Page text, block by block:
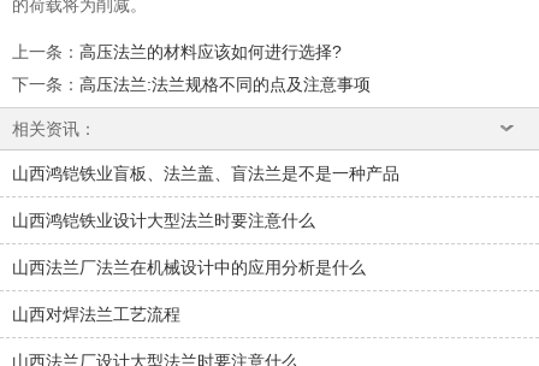
的荷载将为削减。
上一条 ： 高压法兰的材料应该如何进行选择?
下一条 ： 高压法兰:法兰规格不同的点及注意事项
相关资讯：
山西鸿铠铁业盲板、法兰盖、盲法兰是不是一种产品
山西鸿铠铁业设计大型法兰时要注意什么
山西法兰厂法兰在机械设计中的应用分析是什么
山西对焊法兰工艺流程
山西法兰厂设计大型法兰时要注意什么